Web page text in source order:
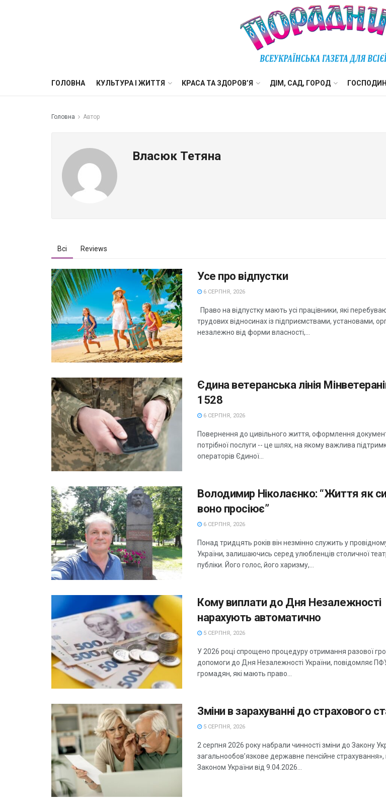
ГОЛОВНА КУЛЬТУРА І ЖИТТЯ КРАСА ТА ЗДОРОВ’Я ДІМ, САД, ГОРОД
Головна Автор
Власюк Тетяна
Всі Reviews
Усе про відпустки
6 СЕРПНЯ, 2026
Право на відпустку мають усі працівники, які
трудових відносинах із підприємствами, установами,
незалежно від форми власності,...
Єдина ветеранська лінія
1528
6 СЕРПНЯ, 2026
Повернення до цивільного життя, оформлення
потрібної послуги -- це шлях, на якому важлива
операторів Єдиної...
Володимир Ніколаєнко: “Життя як
воно просіює”
6 СЕРПНЯ, 2026
Понад тридцять років він незмінно служить у
України, залишаючись серед улюбленців столичної
публіки. Його голос, його харизму,...
Кому виплати до Дня Незалежності
нарахують автоматично
5 СЕРПНЯ, 2026
У 2026 році спрощено процедуру отримання разової
допомоги до Дня Незалежності України, повідомляє
громадян, які мають право...
Зміни в зарахуванні до страхового
5 СЕРПНЯ, 2026
2 серпня 2026 року набрали чинності зміни до Закону
загальнообов’язкове державне пенсійне страхування»,
Законом України від 9.04.2026...